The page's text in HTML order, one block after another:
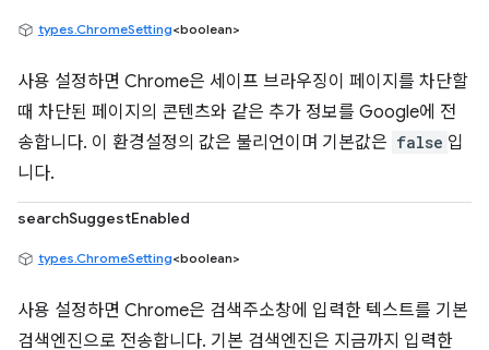
types.ChromeSetting<boolean>
사용 설정하면 Chrome은 세이프 브라우징이 페이지를 차단할
때 차단된 페이지의 콘텐츠와 같은 추가 정보를 Google에 전
송합니다. 이 환경설정의 값은 불리언이며 기본값은 false 입
니다.
searchSuggestEnabled
types.ChromeSetting<boolean>
사용 설정하면 Chrome은 검색주소창에 입력한 텍스트를 기본
검색엔진으로 전송합니다. 기본 검색엔진은 지금까지 입력한